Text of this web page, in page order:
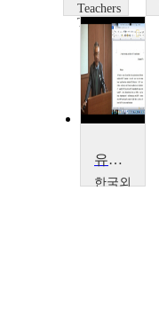
Teachers
TV
Teachers
TV
유럽통합연구의 학제간 접근
한국외